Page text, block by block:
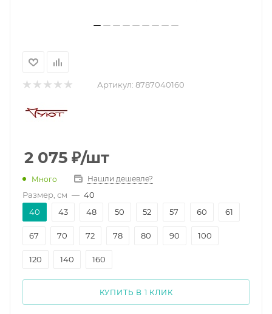
Артикул: 8787040160
2 075 ₽/шт
Много Нашли дешевле?
Размер, см — 40
40
43 48 50 52 57 60 61
67 70 72 78 80 90 100
120 140 160
КУПИТЬ В 1 КЛИК